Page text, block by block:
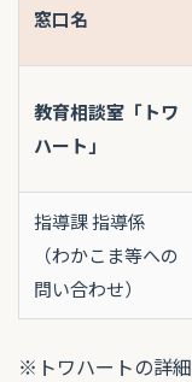
窓口名
教育相談室「トワ
ハート」
指導課 指導係
（わかこま等への
問い合わせ）
※トワハートの詳